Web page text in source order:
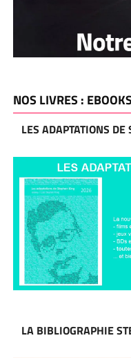
NOS LIVRES :
LES ADAPTATIONS DE
LA BIBLIOGRAPHIE